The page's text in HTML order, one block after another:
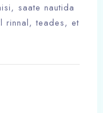
saate nautida
rinnal, teades, et